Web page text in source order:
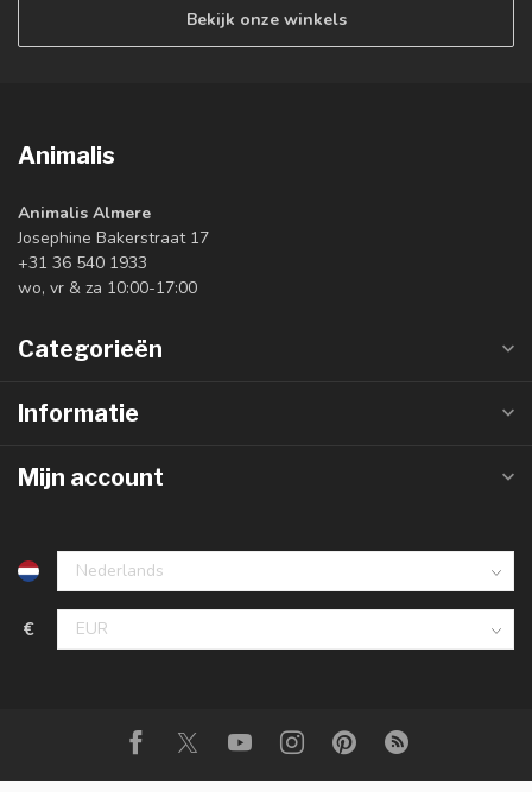
Bekijk onze winkels
Animalis
Animalis Almere
Josephine Bakerstraat 17
+31 36 540 1933
wo, vr & za 10:00-17:00
Categorieën
Informatie
Mijn account
€